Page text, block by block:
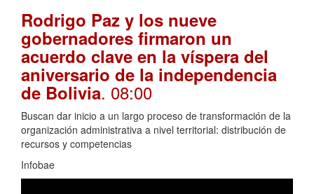
Rodrigo Paz y los nueve
gobernadores firmaron un
acuerdo clave en la víspera del
aniversario de la independencia
de Bolivia. 08:00
Buscan dar inicio a un largo proceso de transformación de la
organización administrativa a nivel territorial: distribución de
recursos y competencias
Infobae